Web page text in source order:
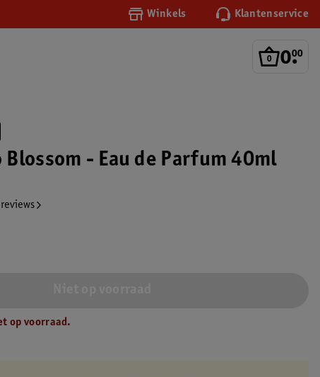
Winkels Klantenservice
0.
00
Blossom - Eau de Parfum 40ml
op voorraad.